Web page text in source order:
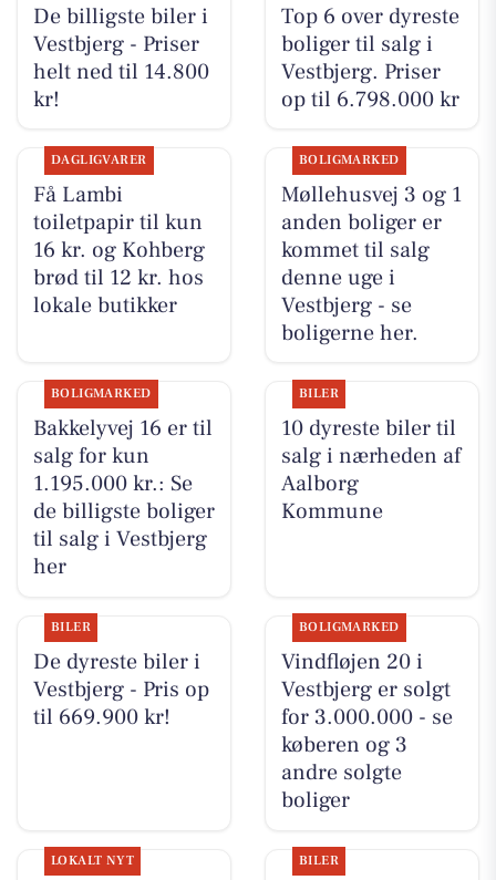
De billigste biler i
Vestbjerg - Priser
helt ned til 14.800
kr!
Top 6 over dyreste
boliger til salg i
Vestbjerg. Priser
op til 6.798.000 kr
DAGLIGVARER
Få Lambi
toiletpapir til kun
16 kr. og Kohberg
brød til 12 kr. hos
lokale butikker
BOLIGMARKED
Møllehusvej 3 og 1
anden boliger er
kommet til salg
denne uge i
Vestbjerg - se
boligerne her.
BOLIGMARKED
Bakkelyvej 16 er til
salg for kun
1.195.000 kr.: Se
de billigste boliger
til salg i Vestbjerg
her
BILER
10 dyreste biler til
salg i nærheden af
Aalborg
Kommune
BILER
De dyreste biler i
Vestbjerg - Pris op
til 669.900 kr!
BOLIGMARKED
Vindfløjen 20 i
Vestbjerg er solgt
for 3.000.000 - se
køberen og 3
andre solgte
boliger
LOKALT NYT BILER